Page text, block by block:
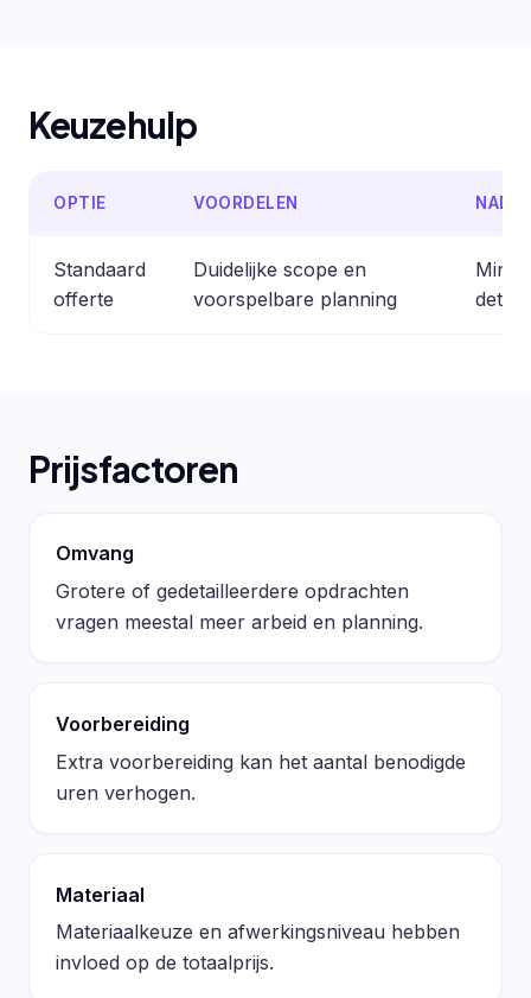
Keuzehulp
OPTIE VOORDELEN
Standaard
offerte
Duidelijke scope en
voorspelbare planning
Prijsfactoren
Omvang
Grotere of gedetailleerdere opdrachten
vragen meestal meer arbeid en planning.
Voorbereiding
Extra voorbereiding kan het aantal benodigde
uren verhogen.
Materiaal
Materiaalkeuze en afwerkingsniveau hebben
invloed op de totaalprijs.